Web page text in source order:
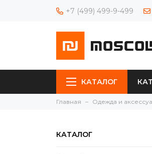
+7 (499) 499-9-499
КАТАЛОГ
Главная Одежда и
КАТАЛОГ